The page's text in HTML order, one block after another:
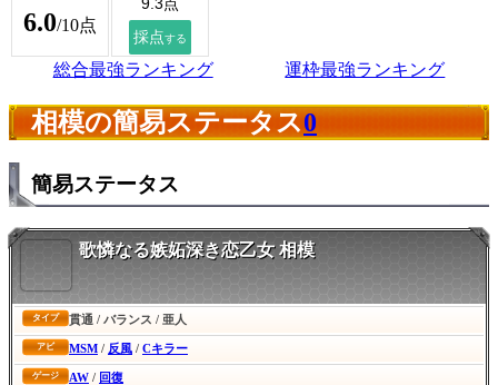
6.0/10点
総合最強ランキング 運枠最強ランキング
相模の簡易ステータス0
簡易ステータス
歌憐なる嫉妬深き恋乙女 相模
タイプ 貫通 / バランス / 亜人
アビ MSM / 反風 / Cキラー
ゲージ AW / 回復